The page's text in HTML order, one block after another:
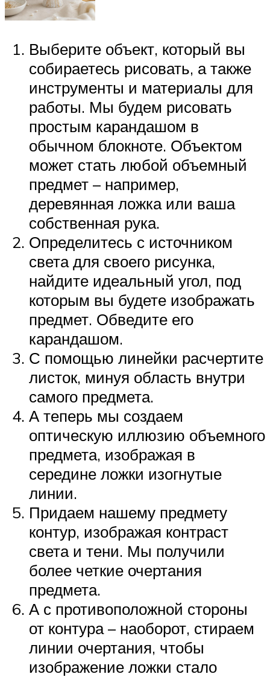
Выберите объект, который вы
собираетесь рисовать, а также
инструменты и материалы для
работы. Мы будем рисовать
простым карандашом в
обычном блокноте. Объектом
может стать любой объемный
предмет – например,
деревянная ложка или ваша
собственная рука.
Определитесь с источником
света для своего рисунка,
найдите идеальный угол, под
которым вы будете изображать
предмет. Обведите его
карандашом.
С помощью линейки расчертите
листок, минуя область внутри
самого предмета.
А теперь мы создаем
оптическую иллюзию объемного
предмета, изображая в
середине ложки изогнутые
линии.
Придаем нашему предмету
контур, изображая контраст
света и тени. Мы получили
более четкие очертания
предмета.
А с противоположной стороны
от контура – наоборот, стираем
линии очертания, чтобы
изображение ложки стало